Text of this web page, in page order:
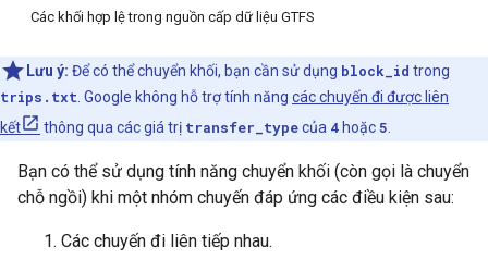
Các khối hợp lệ trong nguồn cấp dữ liệu GTFS
Lưu ý: Để có thể chuyển khối, bạn cần sử dụng block_id trong
trips.txt . Google không hỗ trợ tính năng các chuyến đi được liên
kết
thông qua các giá trị transfer_typecủa 4 hoặc5
Bạn có thể sử dụng tính năng chuyển khối (còn gọi là chuyển
chỗ ngồi) khi một nhóm chuyến đáp ứng các điều kiện sau:
Các chuyến đi liên tiếp nhau.